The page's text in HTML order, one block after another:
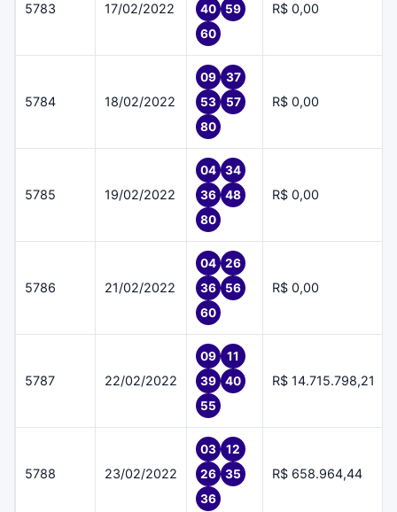
5783 17/02/2022
40
59
60
R$ 0,00
5784 18/02/2022
09
37
53
57
80
R$ 0,00
5785 19/02/2022
04
34
36
48
80
R$ 0,00
5786 21/02/2022
04
26
36
56
60
R$ 0,00
5787 22/02/2022
09
11
39
40
55
R$ 14.715.798,21
5788 23/02/2022
03
12
26
35
36
R$ 658.964,44